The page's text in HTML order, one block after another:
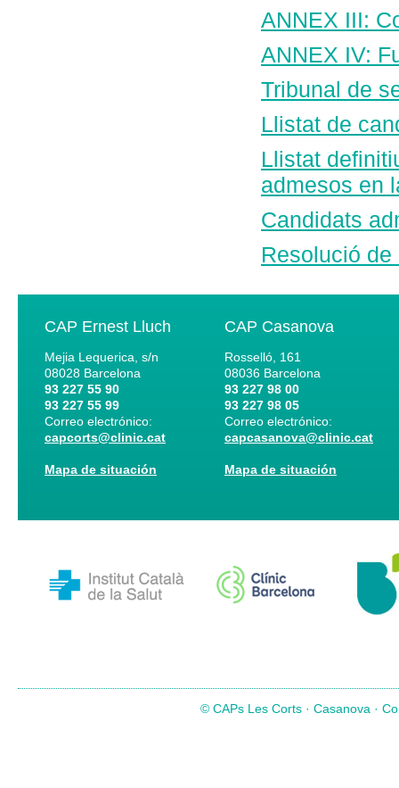
ANNEX III:
ANNEX IV:
Tribunal de
Llistat de
Llistat
admesos en
Candidats
Resolució
CAP Ernest Lluch
Mejia Lequerica, s/n
08028 Barcelona
93 227 55 90
93 227 55 99
Correo electrónico:
capcorts@clinic.cat
Mapa de situación
CAP Casanova
Rosselló, 161
08036 Barcelona
93 227 98 00
93 227 98 05
Correo electrónico:
capcasanova@clinic.cat
Mapa de situación
© CAPs Les Corts · Casanova ·